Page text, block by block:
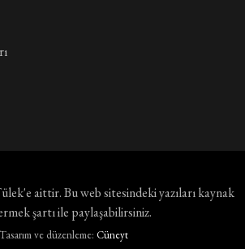
aittir. Bu web sitesindeki yazıları kaynak
şartı ile paylaşabilirsiniz.
Tasarım ve düzenleme: Cüneyt